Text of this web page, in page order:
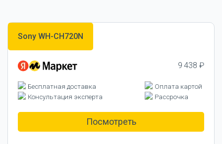
Sony WH-CH720N
9 438 ₽
Бесплатная доставка
Оплата картой
Консультация эксперта
Рассрочка
Посмотреть